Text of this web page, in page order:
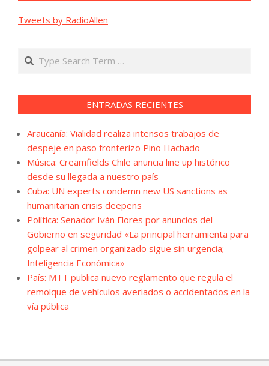
Tweets by RadioAllen
Search
ENTRADAS RECIENTES
Araucanía: Vialidad realiza intensos trabajos de
despeje en paso fronterizo Pino Hachado
Música: Creamfields Chile anuncia line up histórico
desde su llegada a nuestro país
Cuba: UN experts condemn new US sanctions as
humanitarian crisis deepens
Política: Senador Iván Flores por anuncios del
Gobierno en seguridad «La principal herramienta para
golpear al crimen organizado sigue sin urgencia;
Inteligencia Económica»
País: MTT publica nuevo reglamento que regula el
remolque de vehículos averiados o accidentados en la
vía pública